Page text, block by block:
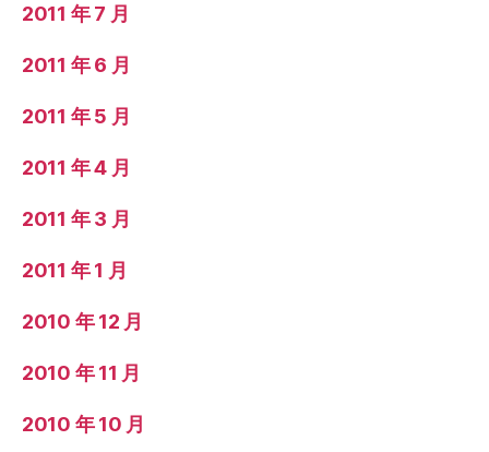
2011 年 7 月
2011 年 6 月
2011 年 5 月
2011 年 4 月
2011 年 3 月
2011 年 1 月
2010 年 12 月
2010 年 11 月
2010 年 10 月